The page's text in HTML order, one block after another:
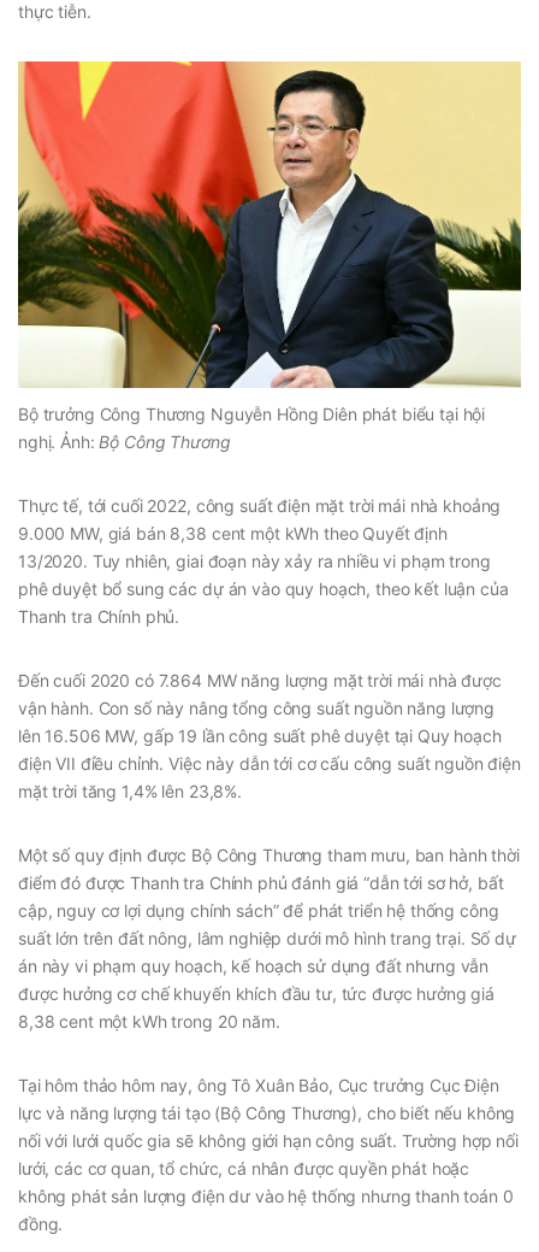
thực tiễn.
Bộ trưởng Công Thương Nguyễn Hồng Diên phát biểu tại hội
nghị. Ảnh: Bộ Công Thương
Thực tế, tới cuối 2022, công suất điện mặt trời mái nhà khoảng
9.000 MW, giá bán 8,38 cent một kWh theo Quyết định
13/2020. Tuy nhiên, giai đoạn này xảy ra nhiều vi phạm trong
phê duyệt bổ sung các dự án vào quy hoạch, theo kết luận của
Thanh tra Chính phủ.
Đến cuối 2020 có 7.864 MW năng lượng mặt trời mái nhà được
vận hành. Con số này nâng tổng công suất nguồn năng lượng
lên 16.506 MW, gấp 19 lần công suất phê duyệt tại Quy hoạch
điện VII điều chỉnh. Việc này dẫn tới cơ cấu công suất nguồn điện
mặt trời tăng 1,4% lên 23,8%.
Một số quy định được Bộ Công Thương tham mưu, ban hành thời
điểm đó được Thanh tra Chính phủ đánh giá “dẫn tới sơ hở, bất
cập, nguy cơ lợi dụng chính sách” để phát triển hệ thống công
suất lớn trên đất nông, lâm nghiệp dưới mô hình trang trại. Số dự
án này vi phạm quy hoạch, kế hoạch sử dụng đất nhưng vẫn
được hưởng cơ chế khuyến khích đầu tư, tức được hưởng giá
8,38 cent một kWh trong 20 năm.
Tại hôm thảo hôm nay, ông Tô Xuân Bảo, Cục trưởng Cục Điện
lực và năng lượng tái tạo (Bộ Công Thương), cho biết nếu không
nối với lưới quốc gia sẽ không giới hạn công suất. Trường hợp nối
lưới, các cơ quan, tổ chức, cá nhân được quyền phát hoặc
không phát sản lượng điện dư vào hệ thống nhưng thanh toán 0
đồng.